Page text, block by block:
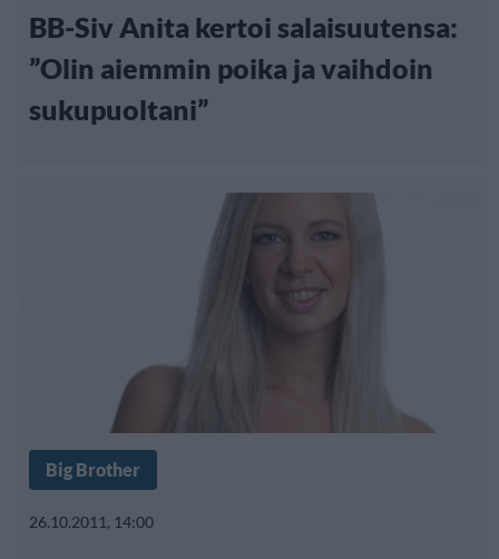
BB-Siv Anita kertoi salaisuutensa:
”Olin aiemmin poika ja vaihdoin
sukupuoltani”
Big Brother
26.10.2011, 14:00